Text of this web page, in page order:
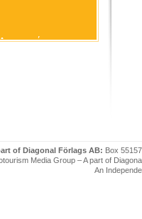
of Diagonal Förlags AB: Box
Media Group – A part of
An